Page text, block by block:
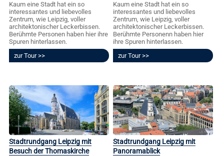
Kaum eine Stadt hat ein so
interessantes und liebevolles
Zentrum, wie Leipzig, voller
architektonischer Leckerbissen.
Berühmte Personen haben hier ihre
Spuren hinterlassen.
zur Tour
Kaum eine Stadt hat ein so
interessantes und liebevolles
Zentrum, wie Leipzig, voller
architektonischer Leckerbissen.
Berühmte Personenn haben hier
ihre Spuren hinterlassen.
zur Tour
Stadtrundgang Leipzig mit
Besuch der Thomaskirche
Stadtrundgang Leipzig mit
Panoramablick